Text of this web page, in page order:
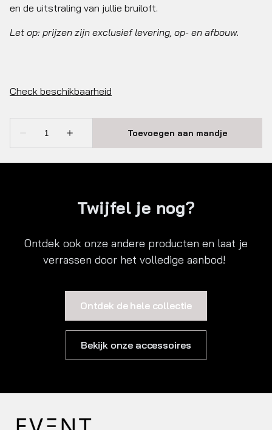
en de uitstraling van jullie bruiloft.
Let op: prijzen zijn exclusief levering, op- en afbouw.
Twijfel je nog?
Ontdek ook onze andere producten en laat je
verrassen door het volledige aanbod!
Ontdek de hele collectie
Bekijk onze accessoires